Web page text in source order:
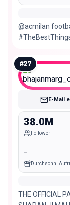
@acmilan
#27
E-Mail
38.0M
Follower
-
Durchschn.
THE OFFICIAL